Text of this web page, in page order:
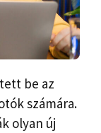
be az
számára.
olyan új